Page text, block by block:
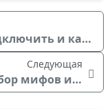
IPTV для проекторов: как подключить и какие приложения использовать
Следующая
IPTV перестанет работать? Разбор мифов и реальности